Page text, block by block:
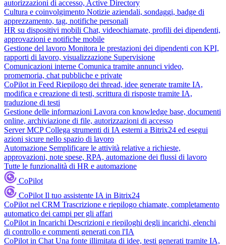
autorizzazioni di accesso, Active Directory
Cultura e coinvolgimento Notizie aziendali, sondaggi, badge di
apprezzamento, tag, notifiche personali
HR su dispositivi mobili Chat, videochiamate, profili dei dipendenti,
approvazioni e notifiche mobile
Gestione del lavoro Monitora le prestazioni dei dipendenti con KPI,
rapporti di lavoro, visualizzazione Supervisione
Comunicazioni interne Comunica tramite annunci video,
promemoria, chat pubbliche e private
CoPilot in Feed Riepilogo dei thread, idee generate tramite IA,
modifica e creazione di testi, scrittura di risposte tramite IA,
traduzione di testi
Gestione delle informazioni Lavora con knowledge base, documenti
online, archiviazione di file, autorizzazioni di accesso
Server MCP Collega strumenti di IA esterni a Bitrix24 ed esegui
azioni sicure nello spazio di lavoro
Automazione Semplificare le attività relative a richieste,
approvazioni, note spese, RPA, automazione dei flussi di lavoro
Tutte le funzionalità di HR e automazione
CoPilot
CoPilot Il tuo assistente IA in Bitrix24
CoPilot nel CRM Trascrizione e riepilogo chiamate, completamento
automatico dei campi per gli affari
CoPilot in Incarichi Descrizioni e riepiloghi degli incarichi, elenchi
di controllo e commenti generati con l'IA
CoPilot in Chat Una fonte illimitata di idee, testi generati tramite IA,